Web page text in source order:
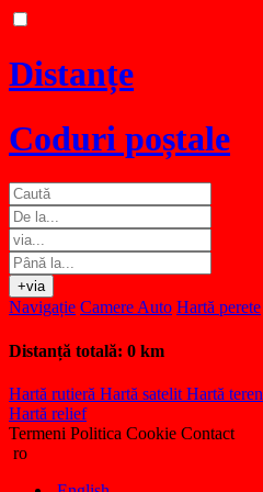
Distanțe
Coduri poștale
+via
Navigație Camere Auto Hartă perete
Distanță totală: 0 km
Hartă rutieră Hartă satelit Hartă teren
Hartă relief
Termeni Politica Cookie Contact
ro